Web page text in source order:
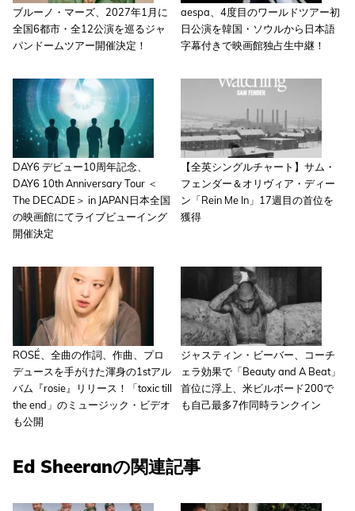
ブルーノ・マーズ、2027年1月に
全国6都市・全12公演を巡るジャ
パンドームツアー開催決定！
aespa、4度目のワールドツアー初
日公演を韓国・ソウルから日本語
字幕付きで映画館独占生中継！
DAY6 デビュー10周年記念、
DAY6 10th Anniversary Tour ＜
The DECADE＞ in JAPAN日本全国
の映画館にてライブビューイング
開催決定
【全英シングルチャート】サム・
フェンダー＆オリヴィア・ディー
ン「Rein Me In」17週目の首位を
獲得
ROSÉ、全曲の作詞、作曲、プロ
デュースを手がけた渾身の1stアル
バム『rosie』リリース！「toxic till
the end」のミュージック・ビデオ
も公開
ジャスティン・ビーバー、コーチ
ェラ効果で「Beauty and A Beat」
首位に浮上、米ビルボード200で
も自己最多7作同時ランクイン
Ed Sheeranの関連記事